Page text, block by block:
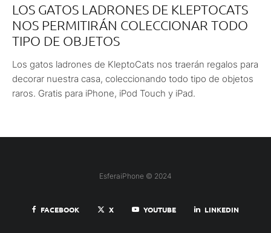
LOS GATOS LADRONES DE KLEPTOCATS
NOS PERMITIRÁN COLECCIONAR TODO
TIPO DE OBJETOS
Los gatos ladrones de KleptoCats nos traerán regalos para
decorar nuestra casa, coleccionando todo tipo de objetos
raros. Gratis para iPhone, iPod Touch y iPad.
EsferaiPhone © 2024
FACEBOOK X YOUTUBE LINKEDIN